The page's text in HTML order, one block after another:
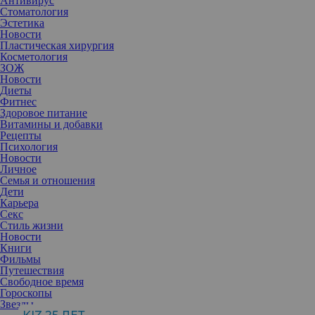
Стоматология
Эстетика
Новости
Пластическая хирургия
Косметология
ЗОЖ
Новости
Диеты
Фитнес
Здоровое питание
Витамины и добавки
Рецепты
Психология
Новости
Личное
Семья и отношения
Дети
Карьера
Секс
Стиль жизни
Новости
Книги
Фильмы
Путешествия
Свободное время
Гороскопы
Звезды